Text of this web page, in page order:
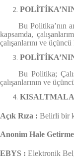
Bu Politika’nın
kapsamda,
çalışanlarını ve
Bu Politika;
çalışanlarının ve
Açık Rıza : Belirli bir
Anonim Hale
EBYS : Elektronik